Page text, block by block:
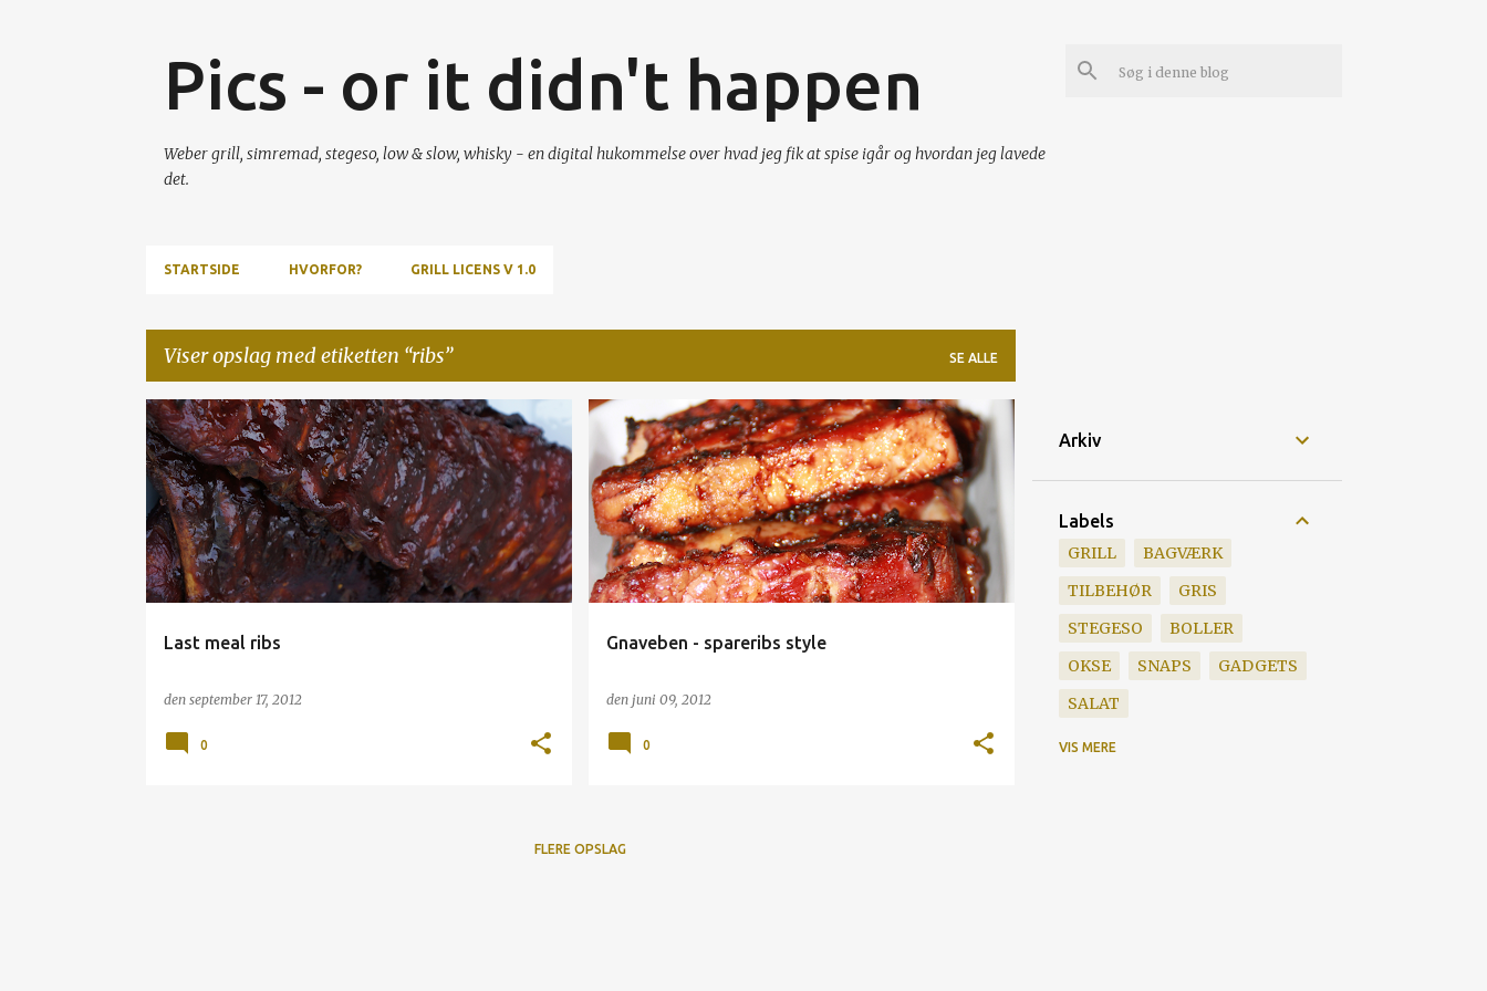
Pics - or it didn't happen
Weber grill, simremad, stegeso, low & slow, whisky - en digital hukommelse over hvad jeg fik at spise igår og hvordan jeg lavede
det.
STARTSIDE HVORFOR? GRILL LICENS V 1.0
Viser opslag med etiketten ribs SE ALLE
O
p
s
l
a
g
Last meal ribs
den september 17, 2012
GRILL GRIS RIBS SMOKENATOR SPARERIBS
0
Gnaveben - spareribs style
den juni 09, 2012
BBQ SAUCE GADGETS GRILL GRIS OPSKRIFT
RIBS +
SMOKENATOR
0
FLERE OPSLAG
Arkiv
Labels
GRILL
BAGVÆRK
TILBEHØR
GRIS
STEGESO
BOLLER
OKSE
SNAPS
GADGETS
SALAT
SMOKENATOR
VIS MERE